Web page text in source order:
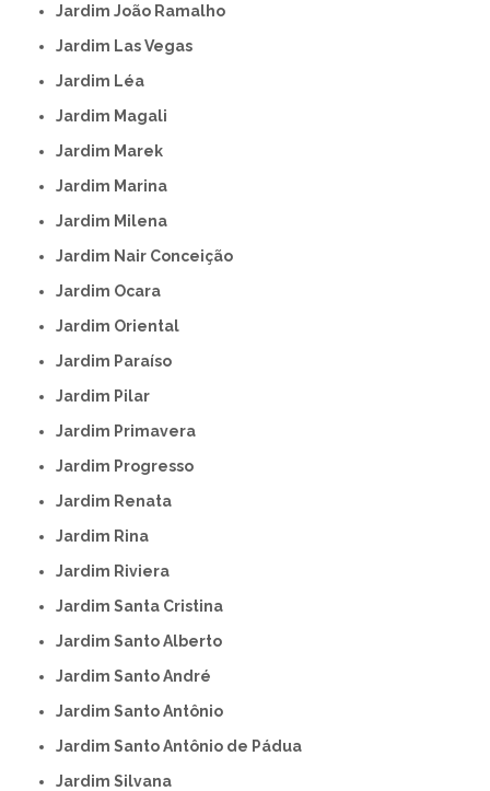
Jardim João Ramalho
Jardim Las Vegas
Jardim Léa
Jardim Magali
Jardim Marek
Jardim Marina
Jardim Milena
Jardim Nair Conceição
Jardim Ocara
Jardim Oriental
Jardim Paraíso
Jardim Pilar
Jardim Primavera
Jardim Progresso
Jardim Renata
Jardim Rina
Jardim Riviera
Jardim Santa Cristina
Jardim Santo Alberto
Jardim Santo André
Jardim Santo Antônio
Jardim Santo Antônio de Pádua
Jardim Silvana